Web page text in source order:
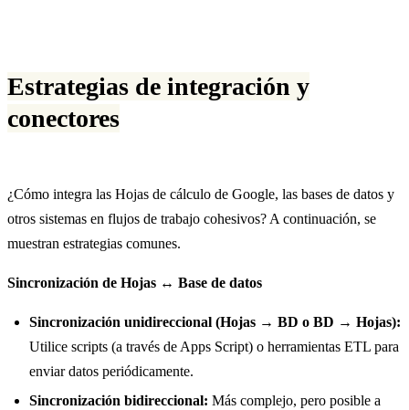
Estrategias de integración y
conectores
¿Cómo integra las Hojas de cálculo de Google, las bases de datos y
otros sistemas en flujos de trabajo cohesivos? A continuación, se
muestran estrategias comunes.
Sincronización de Hojas ↔ Base de datos
Sincronización unidireccional (Hojas → BD o BD → Hojas):
Utilice scripts (a través de Apps Script) o herramientas ETL para
enviar datos periódicamente.
Sincronización bidireccional: Más complejo, pero posible a